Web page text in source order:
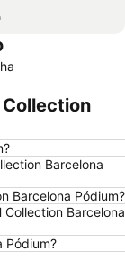
Metro Station
Catalunya
de Poblenou
Barcelona
Barcelona Pódium?
Barcelona
Pódium?